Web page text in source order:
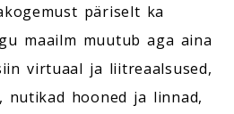
päriselt ka
maailm muutub aga aina
virtuaal ja liitreaalsused,
nutikad hooned ja linnad,